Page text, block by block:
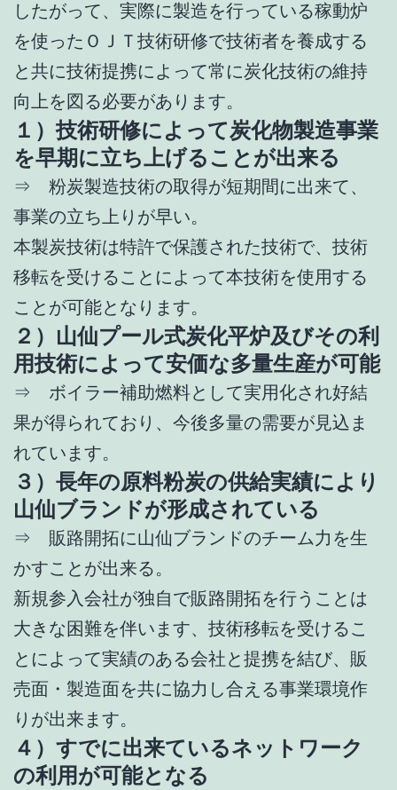
したがって、実際に製造を行っている稼動炉
を使ったＯＪＴ技術研修で技術者を養成する
と共に技術提携によって常に炭化技術の維持
向上を図る必要があります。
１）技術研修によって炭化物製造事業
を早期に立ち上げることが出来る
⇒ 粉炭製造技術の取得が短期間に出来て、
事業の立ち上りが早い。
本製炭技術は特許で保護された技術で、技術
移転を受けることによって本技術を使用する
ことが可能となります。
２）山仙プール式炭化平炉及びその利
用技術によって安価な多量生産が可能
⇒ ボイラー補助燃料として実用化され好結
果が得られており、今後多量の需要が見込ま
れています。
３）長年の原料粉炭の供給実績により
山仙ブランドが形成されている
⇒ 販路開拓に山仙ブランドのチーム力を生
かすことが出来る。
新規参入会社が独自で販路開拓を行うことは
大きな困難を伴います、技術移転を受けるこ
とによって実績のある会社と提携を結び、販
売面・製造面を共に協力し合える事業環境作
りが出来ます。
４）すでに出来ているネットワーク
の利用が可能となる